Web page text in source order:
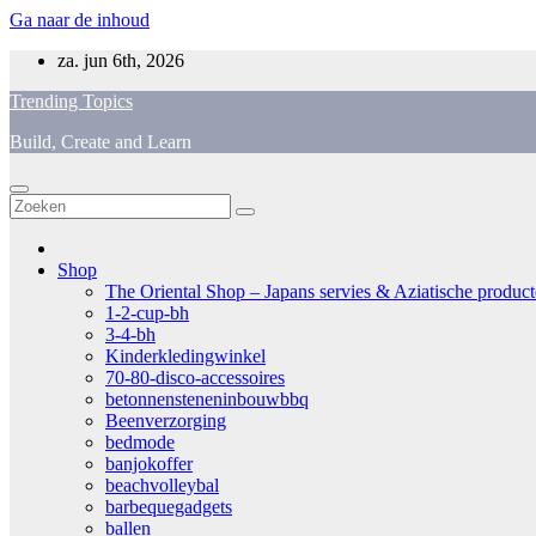
Ga naar de inhoud
za. jun 6th, 2026
Trending Topics
Build, Create and Learn
Shop
The Oriental Shop – Japans servies & Aziatische
1-2-cup-bh
3-4-bh
Kinderkledingwinkel
70-80-disco-accessoires
betonnensteneninbouwbbq
Beenverzorging
bedmode
banjokoffer
beachvolleybal
barbequegadgets
ballen